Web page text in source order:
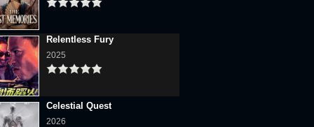
Relentless Fury
2025
Celestial Quest
2026